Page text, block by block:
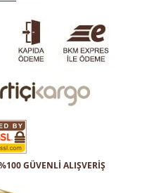
GÜVENLİ ALIŞVERİŞ